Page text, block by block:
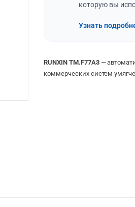
которую вы
Узнать
RUNXIN TM.F77A3—
коммерческих систем